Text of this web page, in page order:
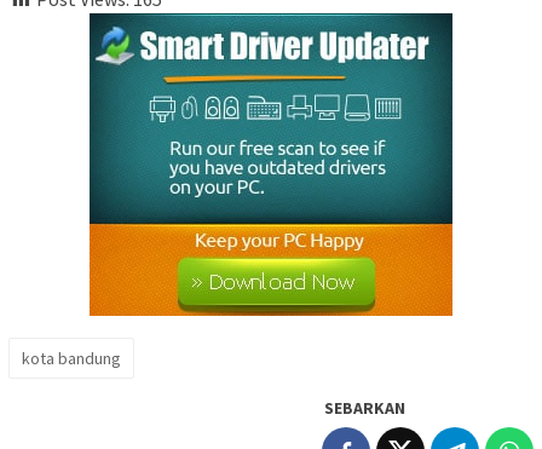
kota bandung
SEBARKAN